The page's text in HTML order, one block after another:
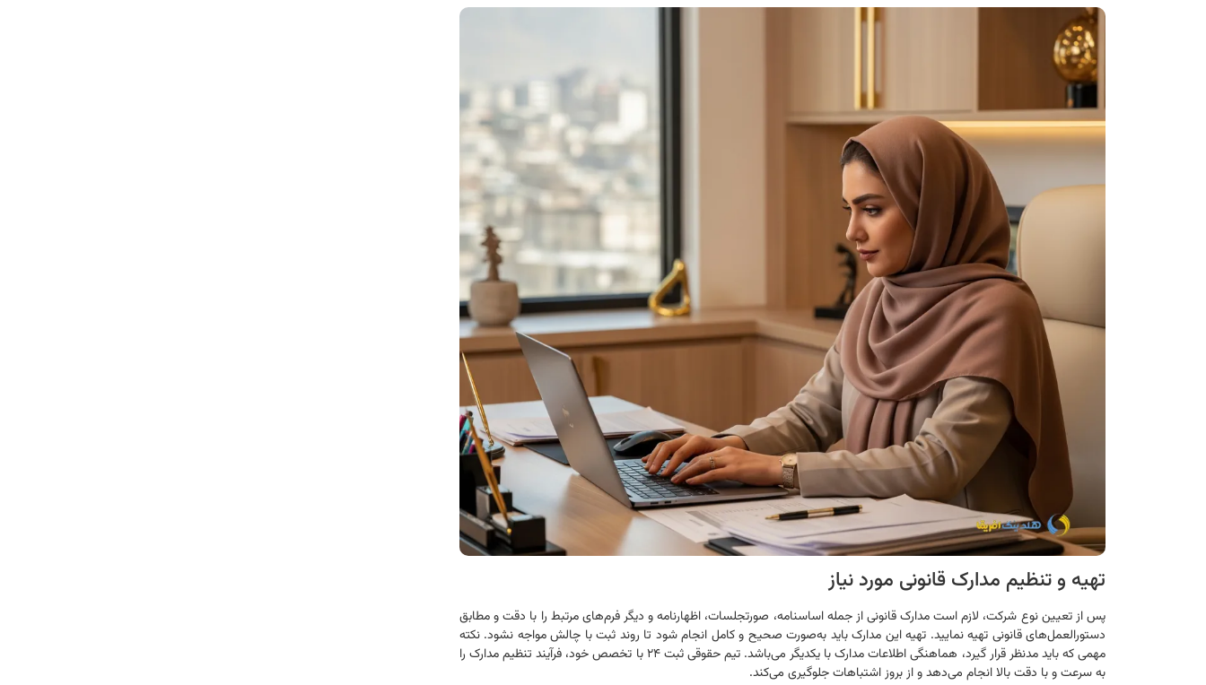
تهیه و تنظیم مدارک قانونی مورد نیاز
پس از تعیین نوع شرکت، لازم است مدارک قانونی از جمله اساسنامه، صورتجلسات، اظهارنامه و دیگر فرم‌های مرتبط را با دقت و مطابق
دستورالعمل‌های قانونی تهیه نمایید. تهیه این مدارک باید به‌صورت صحیح و کامل انجام شود تا روند ثبت با چالش مواجه نشود. نکته
مهمی که باید مدنظر قرار گیرد، هماهنگی اطلاعات مدارک با یکدیگر می‌باشد. تیم حقوقی ثبت ۲۴ با تخصص خود، فرآیند تنظیم مدارک را
به سرعت و با دقت بالا انجام می‌دهد و از بروز اشتباهات جلوگیری می‌کند.